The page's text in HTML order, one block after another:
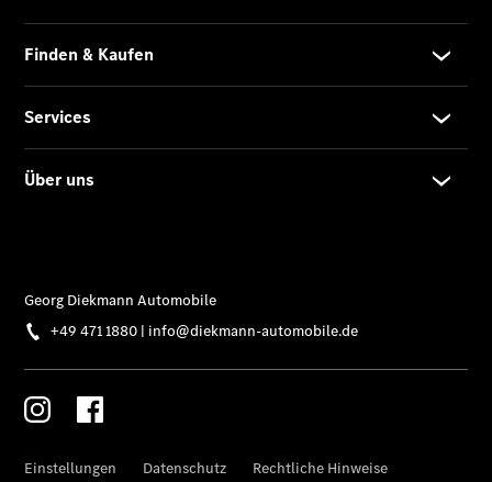
Elektromobilität
Unternehmensinformationen